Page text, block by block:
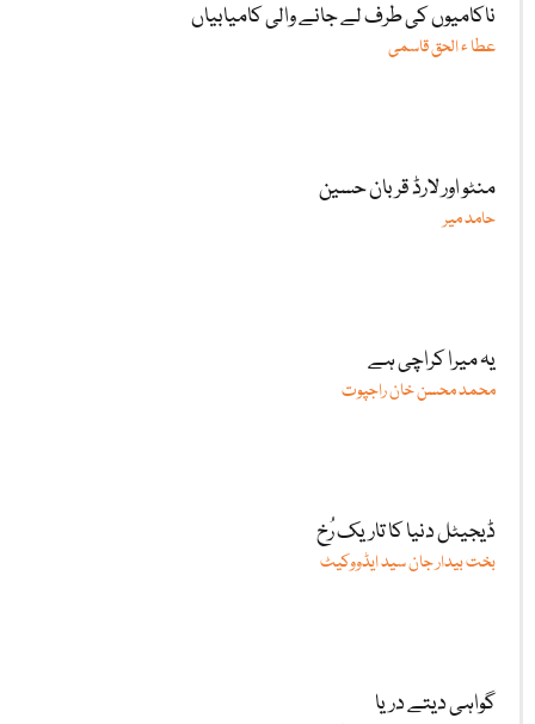
ناکامیوں کی طرف لے جانے والی کامیابیاں
عطا ء الحق قاسمی
منٹو اور لارڈ قربان حسین
حامد میر
یہ میرا کراچی ہے
محمد محسن خان راجپوت
ڈیجیٹل دنیا کا تاریک رُخ
بخت بیدار جان سید ایڈووکیٹ
گواہی دیتے دریا